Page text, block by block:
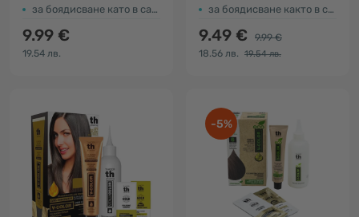
за боядисване като в салон
9.99 €
19.54 лв.
за боядисване както в салона
9.49 €
9.99 €
18.56 лв.
19.54 лв.
-5%